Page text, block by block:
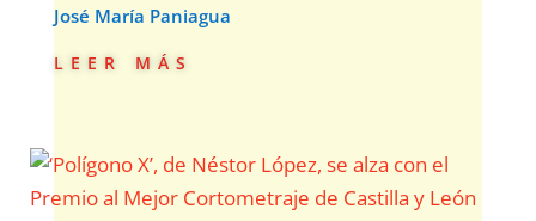
José María Paniagua
leer más